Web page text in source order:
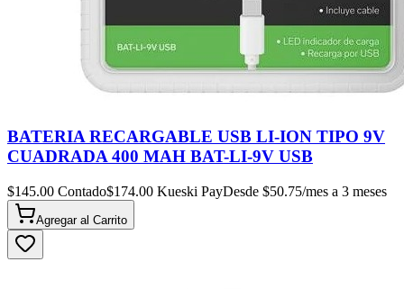
BATERIA RECARGABLE USB LI-ION TIPO 9V
CUADRADA 400 MAH BAT-LI-9V USB
$145.00 Contado$174.00 Kueski PayDesde $50.75/mes a 3 meses
Agregar al Carrito